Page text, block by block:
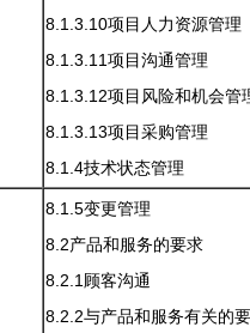
8.1.3.10项目人力资源管理
8.1.3.11项目沟通管理
8.1.3.12项目风险和机会管
8.1.3.13项目采购管理
8.1.4技术状态管理
8.1.5变更管理
8.2产品和服务的要求
8.2.1顾客沟通
8.2.2与产品和服务有关的